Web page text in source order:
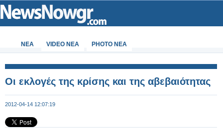
ΝΕΑ VIDEO NEA PHOTO NEA
Οι εκλογές της κρίσης και της αβεβαιότητας
2012-04-14 12:07:19